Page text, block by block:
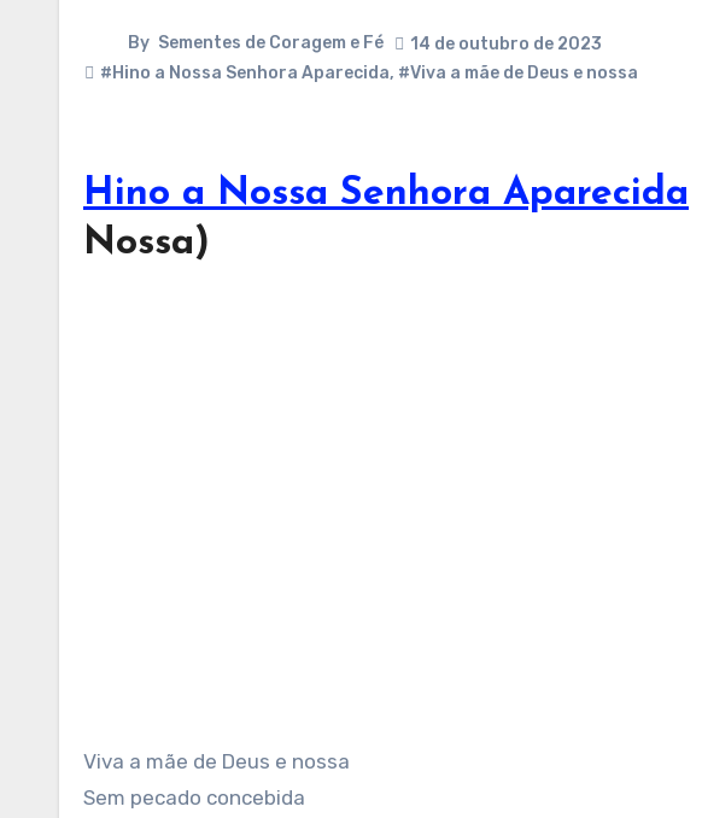
By Sementes de Coragem e Fé
14 de outubro de 2023
#Hino a Nossa Senhora Aparecida, #Viva a mãe de Deus e nossa
Hino a Nossa Senhora Aparecida
Nossa)
Viva a mãe de Deus e nossa
Sem pecado concebida